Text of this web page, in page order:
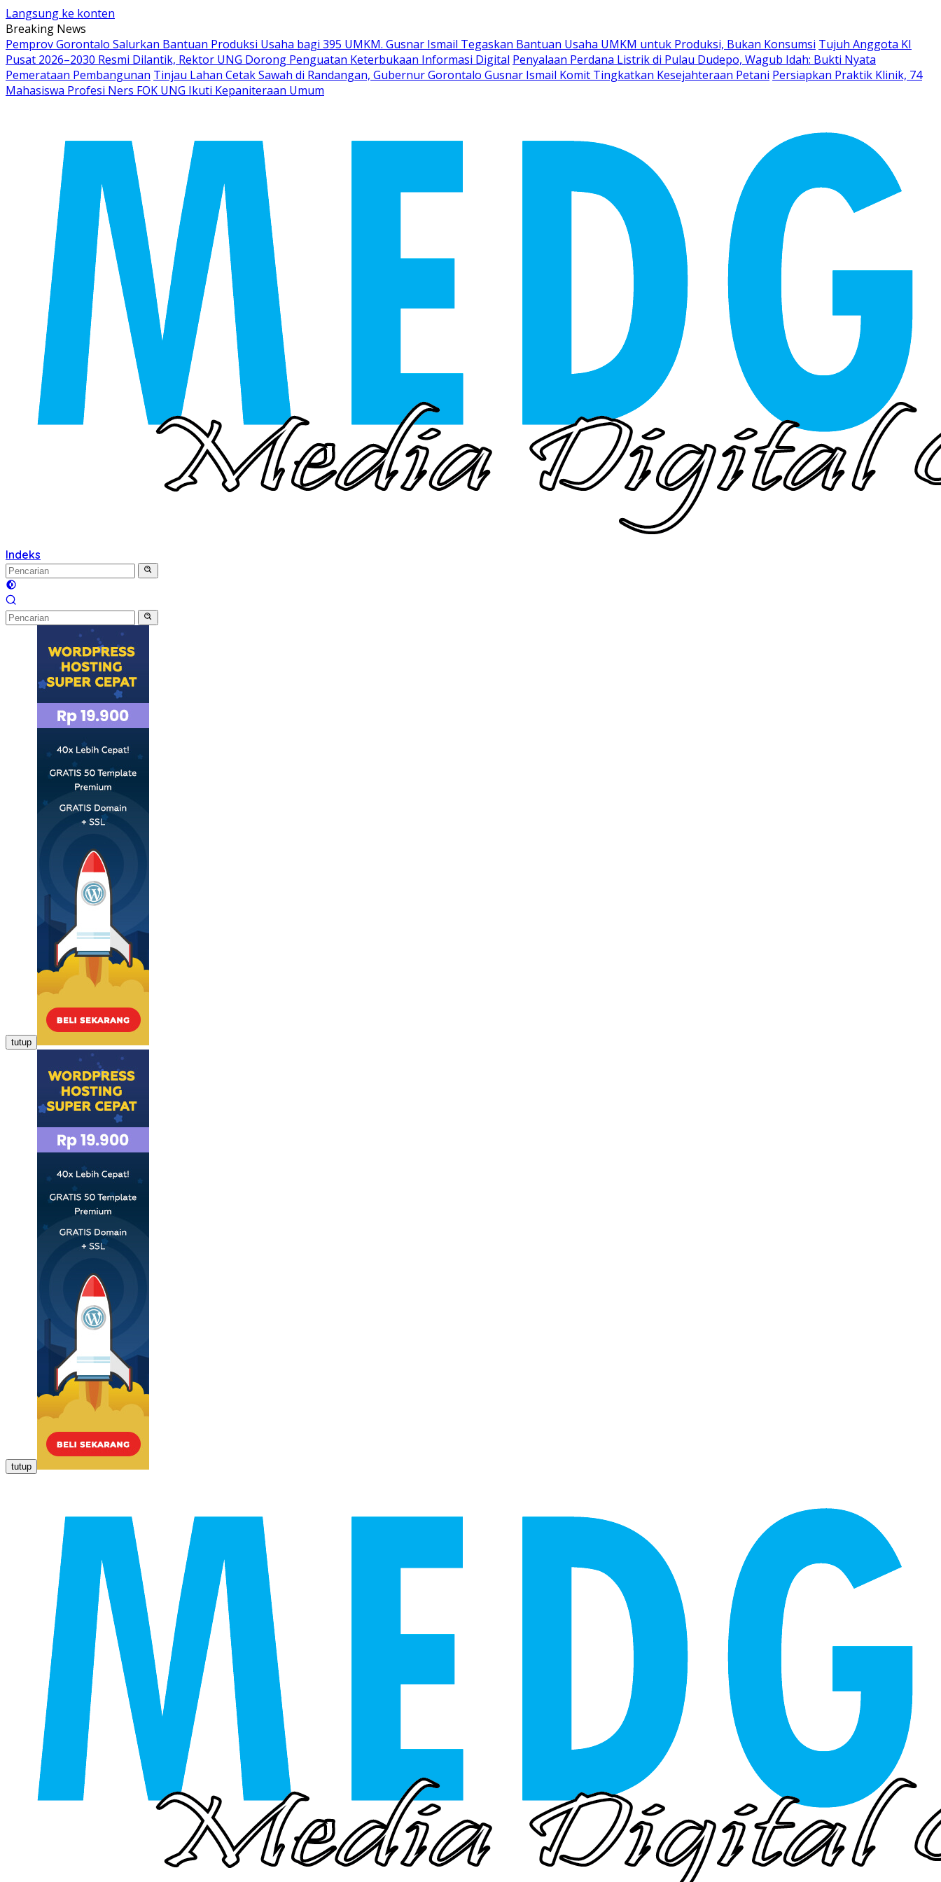
Langsung ke konten
Breaking News
Pemprov Gorontalo Salurkan Bantuan Produksi Usaha bagi 395 UMKM. Gusnar Ismail Tegaskan Bantuan Usaha UMKM untuk Produksi, Bukan Konsumsi Tujuh Anggota KI
Pusat 2026–2030 Resmi Dilantik, Rektor UNG Dorong Penguatan Keterbukaan Informasi Digital Penyalaan Perdana Listrik di Pulau Dudepo, Wagub Idah: Bukti Nyata
Pemerataan Pembangunan Tinjau Lahan Cetak Sawah di Randangan, Gubernur Gorontalo Gusnar Ismail Komit Tingkatkan Kesejahteraan Petani Persiapkan Praktik Klinik, 74
Mahasiswa Profesi Ners FOK UNG Ikuti Kepaniteraan Umum
Indeks
tutup
tutup